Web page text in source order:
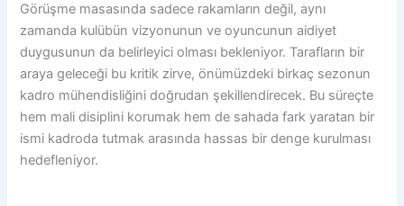
Görüşme masasında sadece rakamların değil, aynı
zamanda kulübün vizyonunun ve oyuncunun aidiyet
duygusunun da belirleyici olması bekleniyor. Tarafların bir
araya geleceği bu kritik zirve, önümüzdeki birkaç sezonun
kadro mühendisliğini doğrudan şekillendirecek. Bu süreçte
hem mali disiplini korumak hem de sahada fark yaratan bir
ismi kadroda tutmak arasında hassas bir denge kurulması
hedefleniyor.